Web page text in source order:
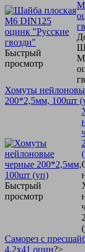
Быстрый
просмотр
Хомуты
200*2,5мм, 100шт
Быстрый
просмотр
Саморез с
4,2х41 оцин?>